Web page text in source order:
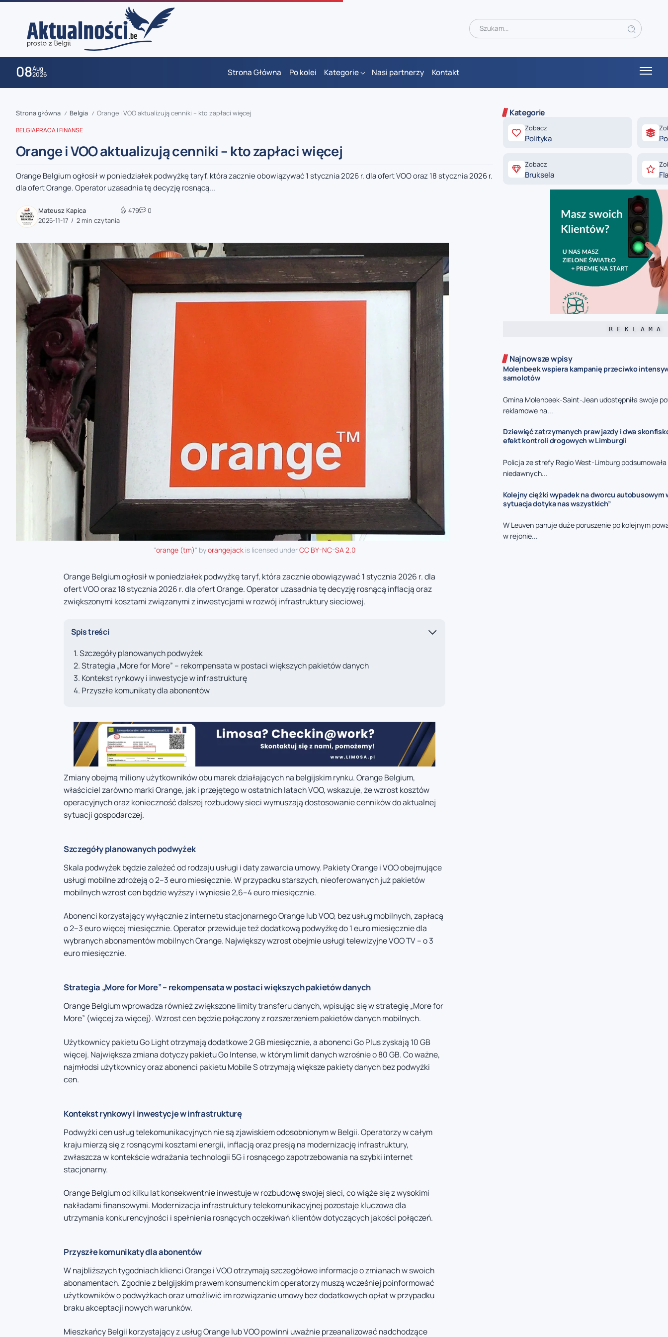
08Aug
2026 Strona Główna Po kolei Kategorie Nasi partnerzy Kontakt
zaobserwuj nas
zaobserwuj nas
zaobserwuj nas
zaobserwuj nas
zaobserwuj nas
Strona główna / Belgia / Orange i VOO aktualizują cenniki – kto zapłaci więcej
BELGIAPRACA I FINANSE
Orange i VOO aktualizują cenniki – kto zapłaci więcej
Orange Belgium ogłosił w poniedziałek podwyżkę taryf, która zacznie obowiązywać 1 stycznia 2026 r. dla ofert VOO oraz 18 stycznia 2026 r.
dla ofert Orange. Operator uzasadnia tę decyzję rosnącą...
Mateusz Kapica
2025-11-17
2 min czytania
479 0
"orange (tm)" byorangejackis licensed underCC BY-NC-SA 2.0
Orange Belgium ogłosił w poniedziałek podwyżkę taryf, która zacznie obowiązywać 1 stycznia 2026 r. dla
ofert VOO oraz 18 stycznia 2026 r. dla ofert Orange. Operator uzasadnia tę decyzję rosnącą inflacją oraz
zwiększonymi kosztami związanymi z inwestycjami w rozwój infrastruktury sieciowej.
Spis treści
Szczegóły planowanych podwyżek
Strategia „More for More” – rekompensata w postaci większych pakietów danych
Kontekst rynkowy i inwestycje w infrastrukturę
Przyszłe komunikaty dla abonentów
Zmiany obejmą miliony użytkowników obu marek działających na belgijskim rynku. Orange Belgium,
właściciel zarówno marki Orange, jak i przejętego w ostatnich latach VOO, wskazuje, że wzrost kosztów
operacyjnych oraz konieczność dalszej rozbudowy sieci wymuszają dostosowanie cenników do aktualnej
sytuacji gospodarczej.
Szczegóły planowanych podwyżek
Skala podwyżek będzie zależeć od rodzaju usługi i daty zawarcia umowy. Pakiety Orange i VOO obejmujące
usługi mobilne zdrożeją o 2–3 euro miesięcznie. W przypadku starszych, nieoferowanych już pakietów
mobilnych wzrost cen będzie wyższy i wyniesie 2,6–4 euro miesięcznie.
Abonenci korzystający wyłącznie z internetu stacjonarnego Orange lub VOO, bez usług mobilnych, zapłacą
o 2–3 euro więcej miesięcznie. Operator przewiduje też dodatkową podwyżkę do 1 euro miesięcznie dla
wybranych abonamentów mobilnych Orange. Największy wzrost obejmie usługi telewizyjne VOO TV – o 3
euro miesięcznie.
Strategia „More for More” – rekompensata w postaci większych pakietów danych
Orange Belgium wprowadza również zwiększone limity transferu danych, wpisując się w strategię „More for
More” (więcej za więcej). Wzrost cen będzie połączony z rozszerzeniem pakietów danych mobilnych.
Użytkownicy pakietu Go Light otrzymają dodatkowe 2 GB miesięcznie, a abonenci Go Plus zyskają 10 GB
więcej. Największa zmiana dotyczy pakietu Go Intense, w którym limit danych wzrośnie o 80 GB. Co ważne,
najmłodsi użytkownicy oraz abonenci pakietu Mobile S otrzymają większe pakiety danych bez podwyżki
cen.
Kontekst rynkowy i inwestycje w infrastrukturę
Podwyżki cen usług telekomunikacyjnych nie są zjawiskiem odosobnionym w Belgii. Operatorzy w całym
kraju mierzą się z rosnącymi kosztami energii, inflacją oraz presją na modernizację infrastruktury,
zwłaszcza w kontekście wdrażania technologii 5G i rosnącego zapotrzebowania na szybki internet
stacjonarny.
Orange Belgium od kilku lat konsekwentnie inwestuje w rozbudowę swojej sieci, co wiąże się z wysokimi
nakładami finansowymi. Modernizacja infrastruktury telekomunikacyjnej pozostaje kluczowa dla
utrzymania konkurencyjności i spełnienia rosnących oczekiwań klientów dotyczących jakości połączeń.
Przyszłe komunikaty dla abonentów
W najbliższych tygodniach klienci Orange i VOO otrzymają szczegółowe informacje o zmianach w swoich
abonamentach. Zgodnie z belgijskim prawem konsumenckim operatorzy muszą wcześniej poinformować
użytkowników o podwyżkach oraz umożliwić im rozwiązanie umowy bez dodatkowych opłat w przypadku
braku akceptacji nowych warunków.
Mieszkańcy Belgii korzystający z usług Orange lub VOO powinni uważnie przeanalizować nadchodzące
Kategorie
Zobacz
Polityka
Zobacz
Bruksela
R E K L A M A
Najnowsze wpisy
Molenbeek wspiera kampanię przeciwko
samolotów
Gmina Molenbeek-Saint-Jean udostępniła swoje
reklamowe na...
Dziewięć zatrzymanych praw jazdy i dwa
efekt kontroli drogowych w Limburgii
Policja ze strefy Regio West-Limburg
niedawnych...
Kolejny ciężki wypadek na dworcu autobusowym
sytuacja dotyka nas wszystkich”
W Leuven panuje duże poruszenie po kolejnym
w rejonie...